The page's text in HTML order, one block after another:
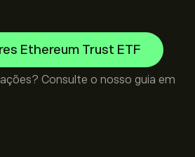
Ethereum Trust ETF
Consulte o nosso guia em